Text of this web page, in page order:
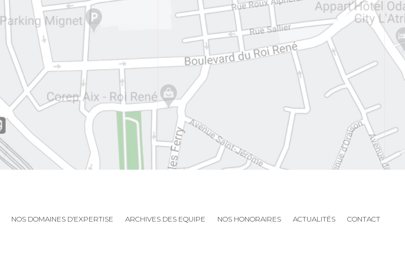
NOS DOMAINES D’EXPERTISE ARCHIVES DES EQUIPE NOS HONORAIRES ACTUALITÉS CONTACT